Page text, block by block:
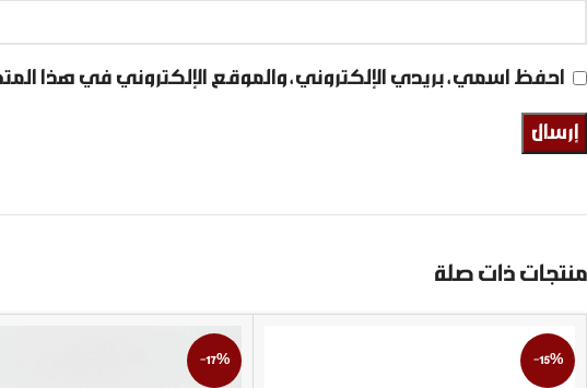
احفظ اسمي، بريدي الإلكتروني، والموقع الإلكتروني في هذا
منتجات ذات صلة
-15%
-17%